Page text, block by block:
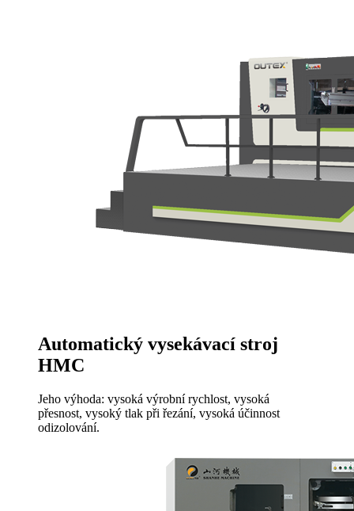
Automatický vysekávací stroj
HMC
Jeho výhoda: vysoká výrobní rychlost, vysoká
přesnost, vysoký tlak při řezání, vysoká účinnost
odizolování.